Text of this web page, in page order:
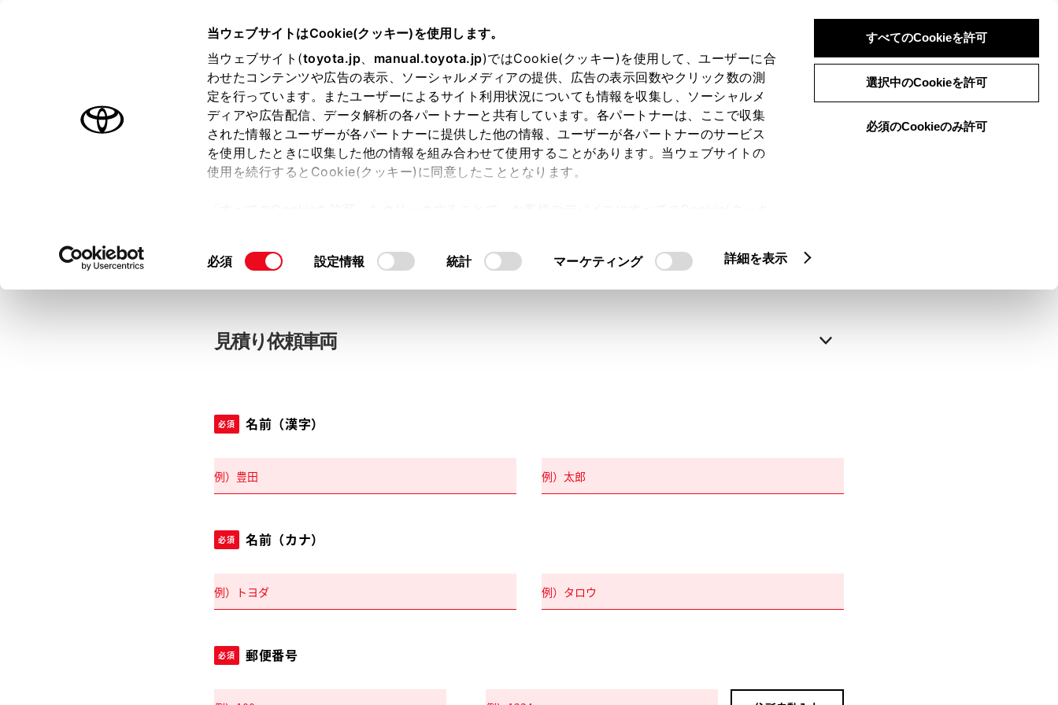
当ウェブサイトはCookie(クッキー)を使用します。
当ウェブサイト(toyota.jp、 manual.toyota.jp)ではCookie(クッキー)を使用して、ユーザーに合
わせたコンテンツや広告の表示、ソーシャルメディアの提供、広告の表示回数やクリック数の測
定を行っています。またユーザーによるサイト利用状況についても情報を収集し、ソーシャルメ
ディアや広告配信、データ解析の各パートナーと共有しています。各パートナーは、ここで収集
された情報とユーザーが各パートナーに提供した他の情報、ユーザーが各パートナーのサービス
を使用したときに収集した他の情報を組み合わせて使用することがあります。当ウェブサイトの
使用を続行するとCookie(クッキー)に同意したこととなります。
て」をご覧ください。
同
択
必須 設定情報 統計 マーケティング 詳細を表示
すべてのCookieを許可
選択中のCookieを許可
必須のCookieのみ許可
は必須です。中古車：見積り依頼
お客さま情報の入力 入力内容のご確認
ログインして自動入力
見積り依頼車両
必須 名前（漢字）
必須 名前（カナ）
必須 郵便番号